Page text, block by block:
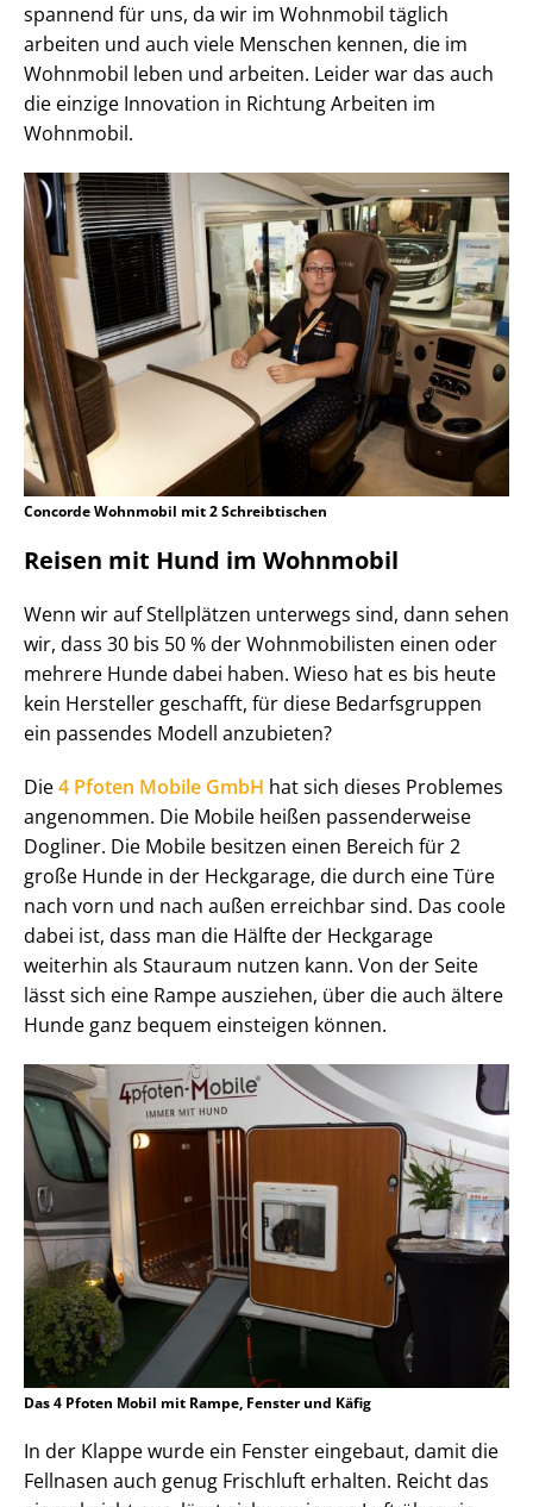
spannend für uns, da wir im Wohnmobil täglich
arbeiten und auch viele Menschen kennen, die im
Wohnmobil leben und arbeiten. Leider war das auch
die einzige Innovation in Richtung Arbeiten im
Wohnmobil.
Concorde Wohnmobil mit 2 Schreibtischen
Reisen mit Hund im Wohnmobil
Wenn wir auf Stellplätzen unterwegs sind, dann sehen
wir, dass 30 bis 50 % der Wohnmobilisten einen oder
mehrere Hunde dabei haben. Wieso hat es bis heute
kein Hersteller geschafft, für diese Bedarfsgruppen
ein passendes Modell anzubieten?
Die4 Pfoten Mobile GmbH hat sich dieses Problemes
angenommen. Die Mobile heißen passenderweise
Dogliner. Die Mobile besitzen einen Bereich für 2
große Hunde in der Heckgarage, die durch eine Türe
nach vorn und nach außen erreichbar sind. Das coole
dabei ist, dass man die Hälfte der Heckgarage
weiterhin als Stauraum nutzen kann. Von der Seite
lässt sich eine Rampe ausziehen, über die auch ältere
Hunde ganz bequem einsteigen können.
Das 4 Pfoten Mobil mit Rampe, Fenster und Käfig
In der Klappe wurde ein Fenster eingebaut, damit die
Fellnasen auch genug Frischluft erhalten. Reicht das